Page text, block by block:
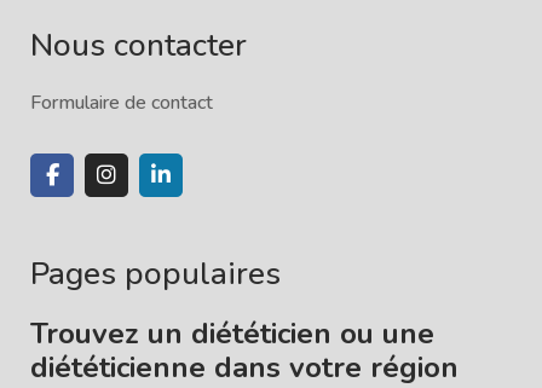
Nous contacter
Formulaire de contact
Pages populaires
Trouvez un diététicien ou une
diététicienne dans votre région